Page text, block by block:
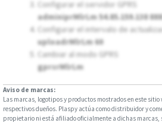
Configurar el servidor GPRS
adminiprMlrLm 54.85.159.138
Configurar el intervalo de
uploadrMlrLm 60
Cambiar al modo GPRS
gprsrMlrLm
Aviso de marcas:
Las marcas, logotipos y productos mostrados en este
respectivos dueños. Plaspy actúa como distribuidor y
propietario ni está afiliado oficialmente a dichas marcas,